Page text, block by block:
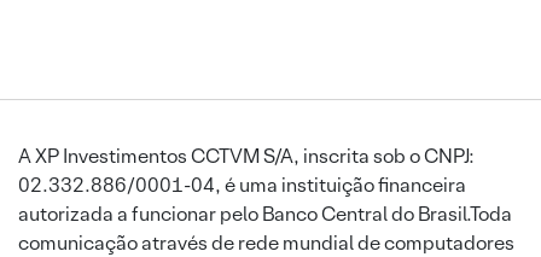
A XP Investimentos CCTVM S/A, inscrita sob o CNPJ:
02.332.886/0001-04, é uma instituição financeira
autorizada a funcionar pelo Banco Central do Brasil.Toda
comunicação através de rede mundial de computadores